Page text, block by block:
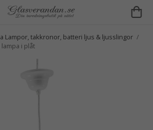
Lampor, takkronor, batteri ljus & ljusslingor /
i plåt